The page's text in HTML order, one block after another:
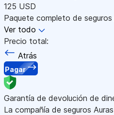
125 USD
Paquete completo de
Ver todo
Precio total:
Atrás
Pagar
Garantía de devolución de
La compañía de seguros